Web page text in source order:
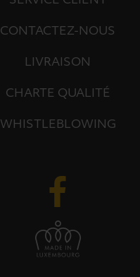
CONTACTEZ-NOUS
LIVRAISON
CHARTE QUALITÉ
WHISTLEBLOWING